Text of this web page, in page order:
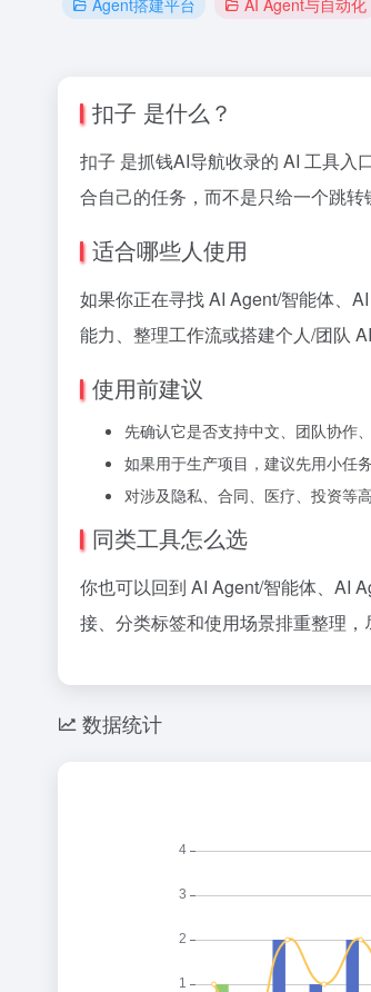
Agent搭建平台 AI Agent与自动化
扣子 是什么？
扣子 是抓钱AI导航收录的 AI 工具入
合自己的任务，而不是只给一个跳转
适合哪些人使用
如果你正在寻找 AI Agent/智能体、
能力、整理工作流或搭建个人/团队
使用前建议
先确认它是否支持中文、团队协作
如果用于生产项目，建议先用小任
对涉及隐私、合同、医疗、投资等
同类工具怎么选
你也可以回到 AI Agent/智能体、AI
接、分类标签和使用场景排重整理
数据统计